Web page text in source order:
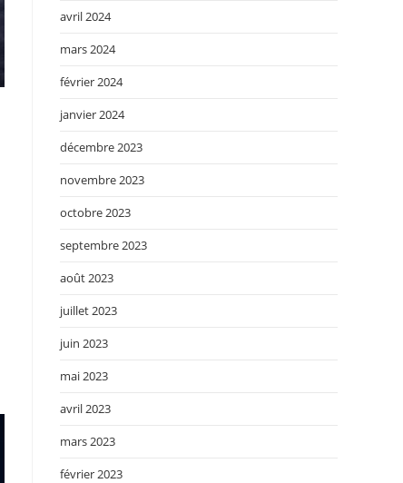
avril 2024
mars 2024
février 2024
janvier 2024
décembre 2023
novembre 2023
octobre 2023
septembre 2023
août 2023
juillet 2023
juin 2023
mai 2023
avril 2023
mars 2023
février 2023